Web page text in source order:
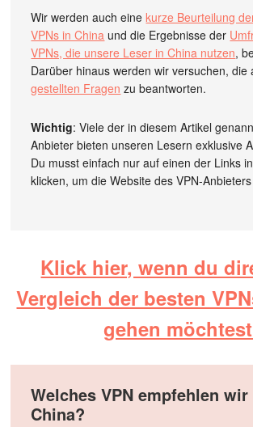
Wir werden auch einekurze Beurteilung
VPNs in China und die Ergebnisse der
VPNs, die unsere Leser in China nutzen,
Darüber hinaus werden wir versuchen, die
gestellten Fragen zu beantworten.
Wichtig: Viele der in diesem Artikel
Anbieter bieten unseren Lesern exklusive
Du musst einfach nur auf einen der Links
klicken, um die Website des VPN-
Klick hier, wenn du
Vergleich der besten
gehen
Welches VPN empfehlen
China?